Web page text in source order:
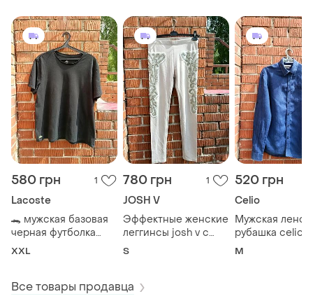
580 грн 1
Lacoste
​🐊 мужская базовая
черная футболка
lacoste (underwear)
XXL
780 грн 1
JOSH V
Эффектные женские
леггинсы josh v с
вышивкой бисером
S
520 грн
Celio
Мужская
рубашка celio
essentiels)
M
Все товары продавца